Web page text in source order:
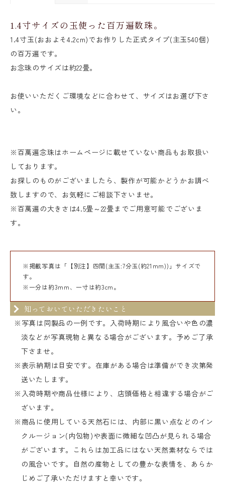
1.4寸サイズの玉使った百万遍数珠。
1.4寸玉(おおよそ4.2cm)でお作りした正式タイプ(主玉540個)
の百万遍です。
お念珠のサイズは約22畳。
お使いいただくご環境などに合わせて、サイズはお選び下さ
い。
※百萬遍念珠はホームページに載せていない商品もお取扱い
しております。
お探しのものがございましたら、製作が可能かどうかお調べ
致しますので、お気軽にご相談下さいませ。
※百萬遍の大きさは4.5畳～22畳までご用意可能でございま
す。
※掲載写真は「【別注】四間(主玉:7分玉(約21mm))」サイズで
す。
※一分は約3mm、一寸は約3cm。
知っておいていただきたいこと
※写真は同製品の一例です。入荷時期により風合いや色の濃
淡などが写真現物と異なる場合がございます。予めご了承
下さませ。
※表示納期は目安です。在庫がある場合は準備ができ次第発
送いたします。
※入荷時期や商品仕様により、店頭価格と相違する場合がご
ざいます。
※商品に使用している天然石には、内部に黒い点などのイン
クルージョン(内包物)や表面に微細な凹凸が見られる場合
がございます。これらは加工品にはない天然素材ならでは
の風合いです。自然の産物としての豊かな表情を、あらか
じめご了承いただけますと幸いです。